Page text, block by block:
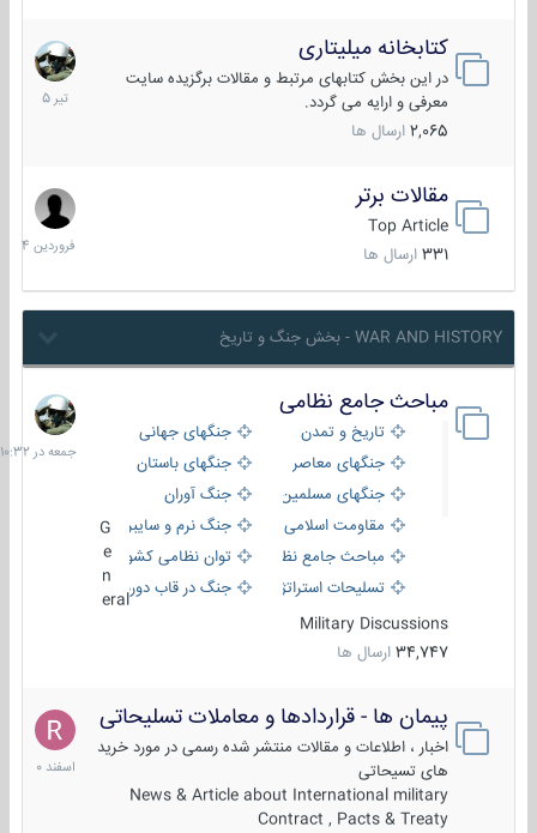
کتابخانه میلیتاری
در این بخش کتابهای مرتبط و مقالات برگزیده سایت
معرفی و ارایه می گردد.
2,065 ارسال ها
16
تیر
1405
مقالات برتر
Top Article
331 ارسال ها
29
فروردین
1404
WAR AND HISTORY - بخش جنگ و تاریخ
مباحث جامع نظامی
تاریخ و تمدن
جنگهای جهانی
جنگهای معاصر
جنگهای باستان
جنگهای مسلمین
جنگ آوران
مقاومت اسلامی
جنگ نرم و سایبری
مباحث جامع نظامی
توان نظامی کشورها
تسلیحات استراتژیک
جنگ در قاب دوربین
eral
Military Discussions
34,747 ارسال ها
جمعه
در
10:32
پیمان ها - قراردادها و معاملات تسلیحاتی
اخبار ، اطلاعات و مقالات منتشر شده رسمی در مورد خرید
های تسیحاتی
News & Article about International military
Contract , Pacts & Treaty
7
اسفند
1400